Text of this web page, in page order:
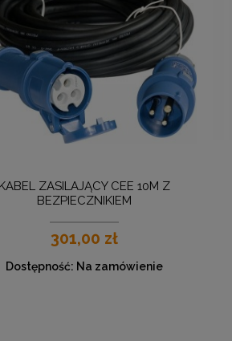
KABEL ZASILAJĄCY CEE 10M Z
BEZPIECZNIKIEM
301,00 zł
Dostępność: Na zamówienie